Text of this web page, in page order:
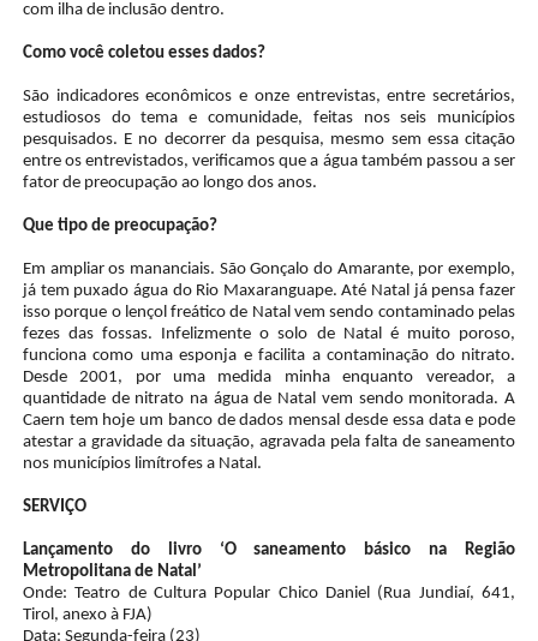
com ilha de inclusão dentro.
Como você coletou esses dados?
São indicadores econômicos e onze entrevistas, entre secretários,
estudiosos do tema e comunidade, feitas nos seis municípios
pesquisados. E no decorrer da pesquisa, mesmo sem essa citação
entre os entrevistados, verificamos que a água também passou a ser
fator de preocupação ao longo dos anos.
Que tipo de preocupação?
Em ampliar os mananciais. São Gonçalo do Amarante, por exemplo,
já tem puxado água do Rio Maxaranguape. Até Natal já pensa fazer
isso porque o lençol freático de Natal vem sendo contaminado pelas
fezes das fossas. Infelizmente o solo de Natal é muito poroso,
funciona como uma esponja e facilita a contaminação do nitrato.
Desde 2001, por uma medida minha enquanto vereador, a
quantidade de nitrato na água de Natal vem sendo monitorada. A
Caern tem hoje um banco de dados mensal desde essa data e pode
atestar a gravidade da situação, agravada pela falta de saneamento
nos municípios limítrofes a Natal.
SERVIÇO
Lançamento do livro ‘O saneamento básico na Região
Metropolitana de Natal’
Onde: Teatro de Cultura Popular Chico Daniel (Rua Jundiaí, 641,
Tirol, anexo à FJA)
Data: Segunda-feira (23)